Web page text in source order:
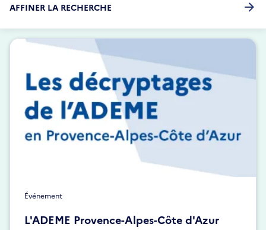
AFFINER LA RECHERCHE
Événement
L'ADEME Provence-Alpes-Côte d'Azur